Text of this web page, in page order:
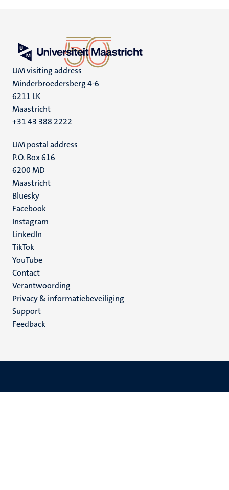
UM visiting address
Minderbroedersberg 4-6
6211 LK
Maastricht
+31 43 388 2222
UM postal address
P.O. Box 616
6200 MD
Maastricht
Social
media
Bluesky
Facebook
Instagram
LinkedIn
TikTok
YouTube
Menu
footer
(NL)
Contact
Verantwoording
Privacy & informatiebeveiliging
Support
Feedback